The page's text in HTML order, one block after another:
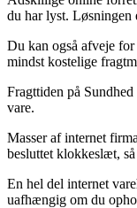
du har lyst. Løsningen
Du kan også afveje
mindst kostelige
Fragttiden på
vare.
Masser af internet
besluttet klokkeslæt,
En hel del internet
uafhængig om du